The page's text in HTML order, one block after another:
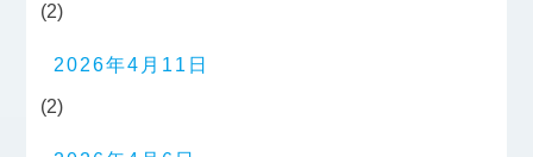
(2)
2026年4月11日
(2)